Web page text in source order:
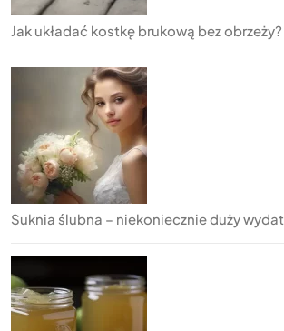
Jak układać kostkę brukową bez obrzeży?
Suknia ślubna – niekoniecznie duży